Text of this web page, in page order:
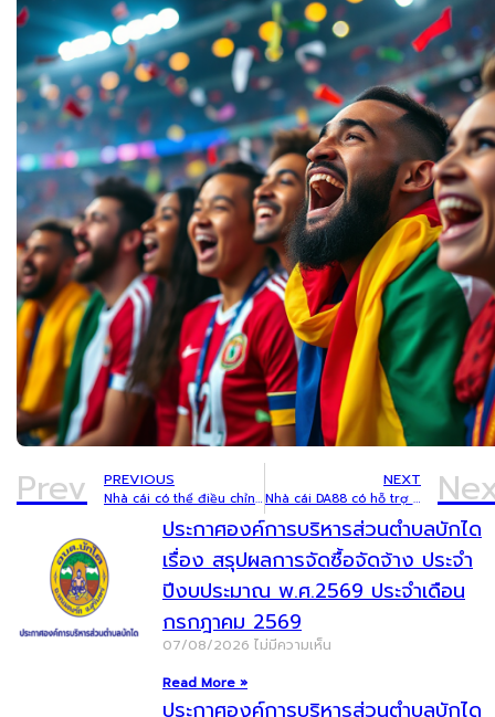
Prev PREVIOUS
Nhà cái có thể điều chỉnh kèo theo biến động bảng xếp hạng không? Phân tích từ dân chơi 10 năm
NEXT
Nhà cái DA88 có hỗ trợ trải nghiệm ổn định trên trình duyệt không?
ประกาศองค์การบริหารส่วนตำบลบักได
เรื่อง สรุปผลการจัดซื้อจัดจ้าง ประจำ
ปีงบประมาณ พ.ศ.2569 ประจำเดือน
กรกฎาคม 2569
07/08/2026 ไม่มีความเห็น
Read More »
ประกาศองค์การบริหารส่วนตำบลบักได